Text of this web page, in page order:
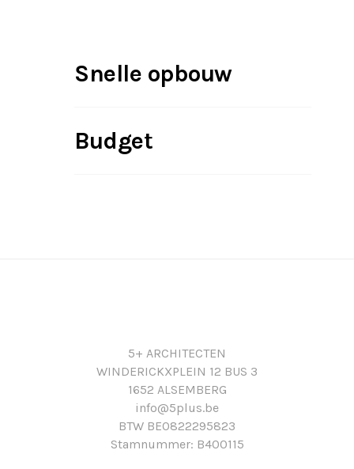
Snelle opbouw
montage van prefab elementen.
Deze vereist een grondige
uitvoeringstermijn van de werken
grondig kan ingekort worden.
Budget
bekleden met zelfdragende en
voor-geïsoleerde bouwelementen
5+ ARCHITECTEN
WINDERICKXPLEIN 12 BUS 3
1652 ALSEMBERG
info@5plus.be
BTW BE0822295823
Stamnummer: B400115